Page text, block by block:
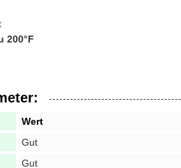
200°F
Wert
Gut
Gut